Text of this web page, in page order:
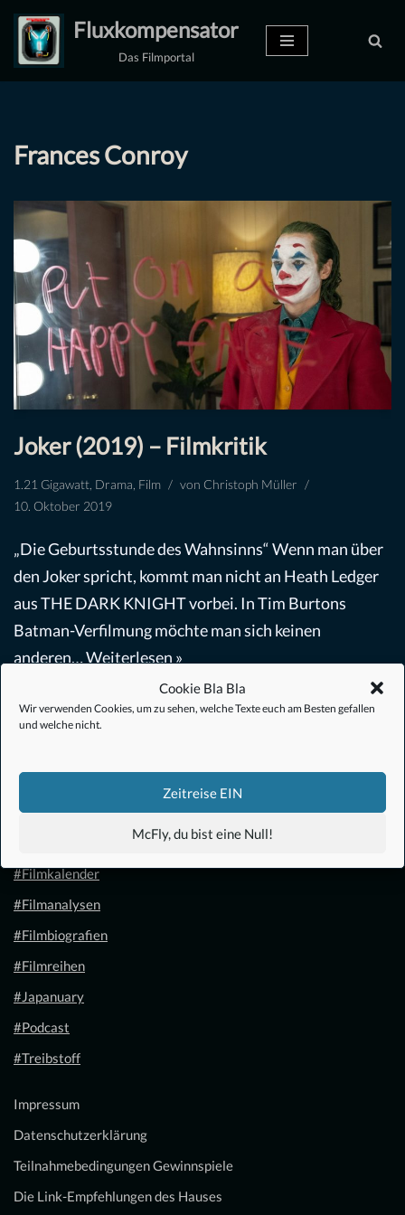
Cookie Bla Bla
Wir verwenden Cookies, um zu sehen, welche Texte euch am Besten gefallen
und welche nicht.
Zeitreise EIN
McFly, du bist eine Null!
Zum
Inhalt
Fluxkompensator
Das Filmportal
Frances Conroy
Joker (2019) – Filmkritik
1.21 Gigawatt Drama Film von Christoph Müller
10. Oktober 2019
„Die Geburtsstunde des Wahnsinns“ Wenn man über
den Joker spricht, kommt man nicht an Heath Ledger
aus THE DARK KNIGHT vorbei. In Tim Burtons
Batman-Verfilmung möchte man sich keinen
anderen…Weiterlesen »
#Anime
#Filmkalender
#Filmanalysen
#Filmbiografien
#Filmreihen
#Japanuary
#Podcast
#Treibstoff
Impressum
Datenschutzerklärung
Teilnahmebedingungen Gewinnspiele
Die Link-Empfehlungen des Hauses